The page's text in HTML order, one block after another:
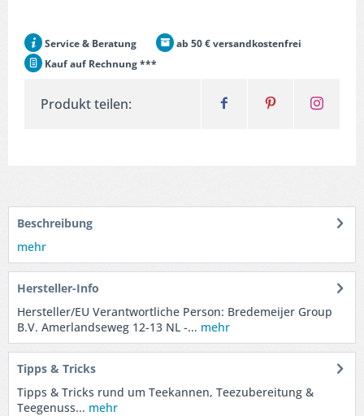
Service & Beratung
ab 50 € versandkostenfrei
Kauf auf Rechnung ***
Produkt teilen:
Beschreibung
mehr
Hersteller-Info
Hersteller/EU Verantwortliche Person: Bredemeijer Group
B.V. Amerlandseweg 12-13 NL -... mehr
Tipps & Tricks
Tipps & Tricks rund um Teekannen, Teezubereitung &
Teegenuss... mehr